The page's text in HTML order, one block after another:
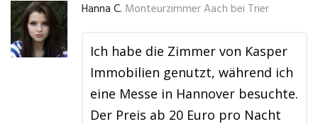
Hanna C. Monteurzimmer Aach bei Trier
Ich habe die Zimmer von Kasper
Immobilien genutzt, während ich
eine Messe in Hannover besuchte.
Der Preis ab 20 Euro pro Nacht